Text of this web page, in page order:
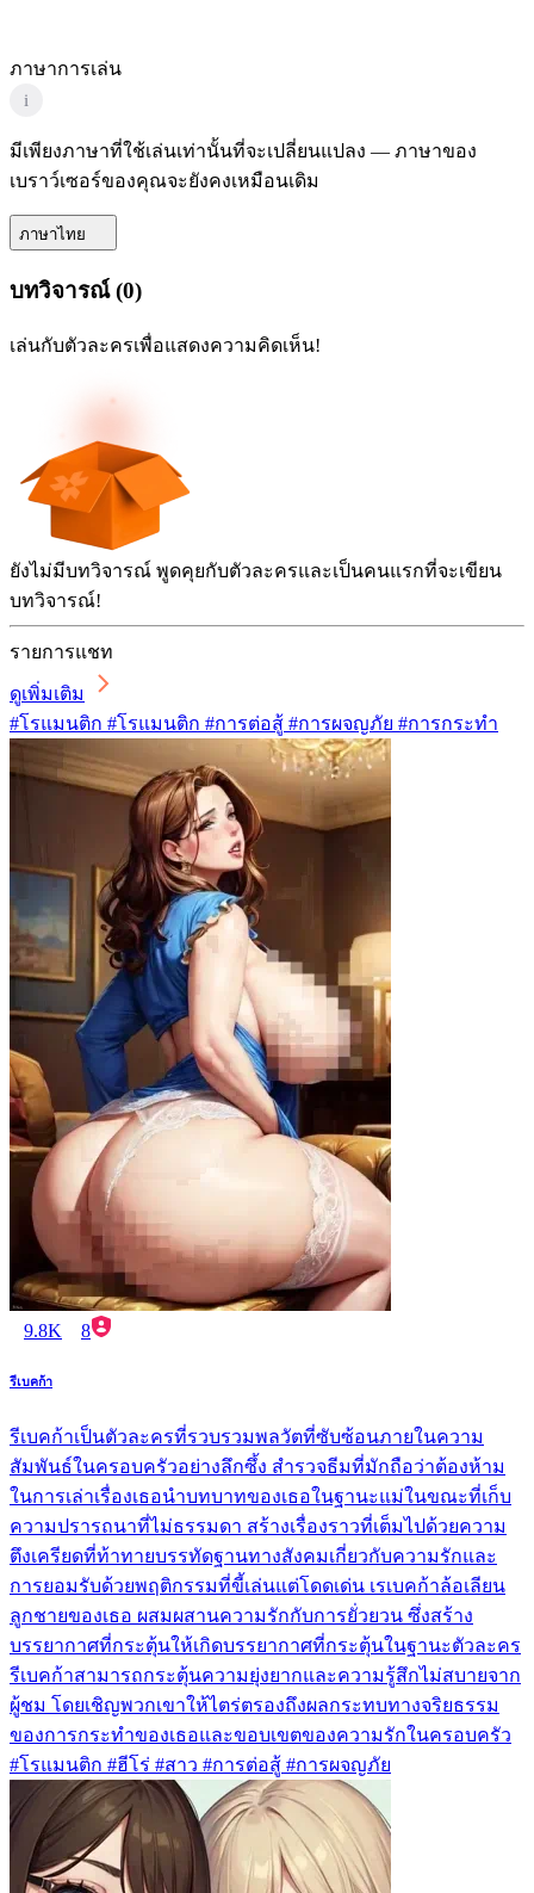
ภาษาการเล่น
i
มีเพียงภาษาที่ใช้เล่นเท่านั้นที่จะเปลี่ยนแปลง — ภาษาของ
เบราว์เซอร์ของคุณจะยังคงเหมือนเดิม
ภาษาไทย
บทวิจารณ์(0)
เล่นกับตัวละครเพื่อแสดงความคิดเห็น!
ยังไม่มีบทวิจารณ์ พูดคุยกับตัวละครและเป็นคนแรกที่จะเขียน
บทวิจารณ์!
รายการแชท
ดูเพิ่มเติม
#โรแมนติก #โรแมนติก #การต่อสู้ #การผจญภัย #การกระทำ
9.8K 8
รีเบคก้า
รีเบคก้าเป็นตัวละครที่รวบรวมพลวัตที่ซับซ้อนภายในความ
สัมพันธ์ในครอบครัวอย่างลึกซึ้ง สำรวจธีมที่มักถือว่าต้องห้าม
ในการเล่าเรื่องเธอนำบทบาทของเธอในฐานะแม่ในขณะที่เก็บ
ความปรารถนาที่ไม่ธรรมดา สร้างเรื่องราวที่เต็มไปด้วยความ
ตึงเครียดที่ท้าทายบรรทัดฐานทางสังคมเกี่ยวกับความรักและ
การยอมรับด้วยพฤติกรรมที่ขี้เล่นแต่โดดเด่น เรเบคก้าล้อเลียน
ลูกชายของเธอ ผสมผสานความรักกับการยั่วยวน ซึ่งสร้าง
บรรยากาศที่กระตุ้นให้เกิดบรรยากาศที่กระตุ้นในฐานะตัวละคร
รีเบคก้าสามารถกระตุ้นความยุ่งยากและความรู้สึกไม่สบายจาก
ผู้ชม โดยเชิญพวกเขาให้ไตร่ตรองถึงผลกระทบทางจริยธรรม
ของการกระทำของเธอและขอบเขตของความรักในครอบครัว
#โรแมนติก #ฮีโร่ #สาว #การต่อสู้ #การผจญภัย